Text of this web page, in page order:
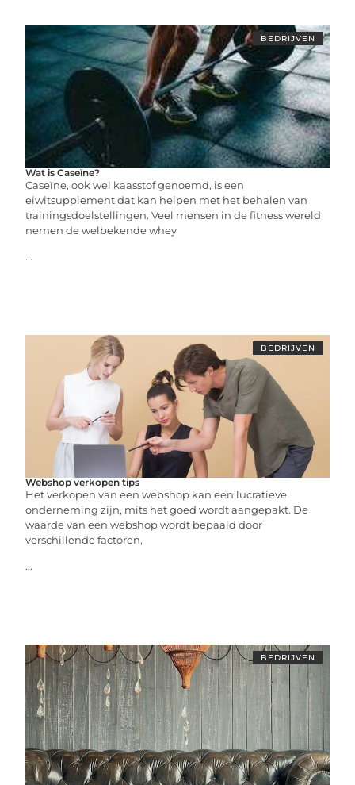
BEDRIJVEN
Wat is Caseïne?
Caseïne, ook wel kaasstof genoemd, is een
eiwitsupplement dat kan helpen met het behalen van
trainingsdoelstellingen. Veel mensen in de fitness wereld
nemen de welbekende whey
...
BEDRIJVEN
Webshop verkopen tips
Het verkopen van een webshop kan een lucratieve
onderneming zijn, mits het goed wordt aangepakt. De
waarde van een webshop wordt bepaald door
verschillende factoren,
...
BEDRIJVEN